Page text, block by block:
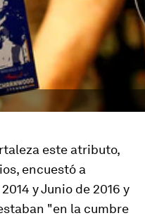
este atributo,
encuestó a
y Junio de 2016 y
"en la cumbre